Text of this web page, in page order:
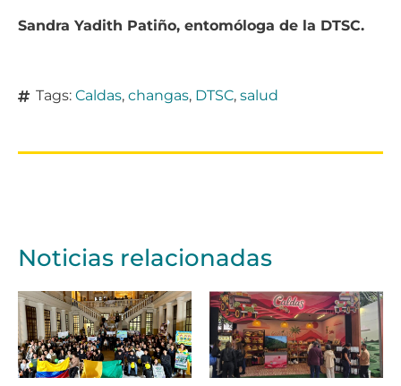
Sandra Yadith Patiño, entomóloga de la DTSC.
Tags: Caldas, changas, DTSC, salud
Noticias relacionadas